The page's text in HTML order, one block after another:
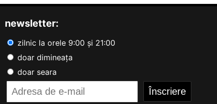
newsletter:
zilnic la orele 9:00 și 21:00
doar dimineața
doar seara